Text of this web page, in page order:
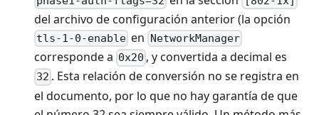
del archivo de configuración anterior (la opción
tls-1-0-enable en NetworkManager
corresponde a 0x20 , y convertida a decimal es
32 . Esta relación de conversión no se registra en
el documento, por lo que no hay garantía de que